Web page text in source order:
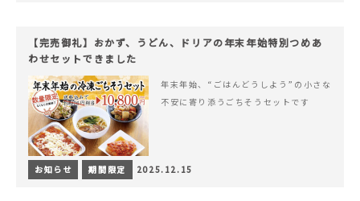
【完売御礼】おかず、うどん、ドリアの年末年始特別つめあ
わせセットできました
年末年始、“ごはんどうしよう”の小さな
不安に寄り添うごちそうセットです
お知らせ 期間限定 2025.12.15